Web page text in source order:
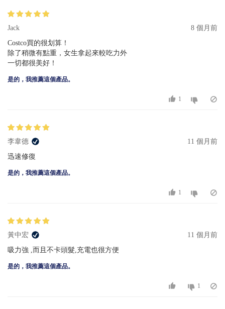
Jack 8 個月前
Costco買的很划算！
除了稍微有點重，女生拿起來較吃力外
一切都很美好！
是的，我推薦這個產品。
1
李韋德 11 個月前
迅速修復
是的，我推薦這個產品。
1
黃中宏 11 個月前
吸力強 ,而且不卡頭髮,充電也很方便
是的，我推薦這個產品。
1